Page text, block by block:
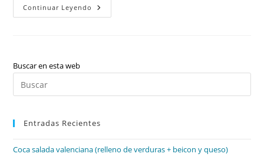
Continuar Leyendo Física
Y
Buscar en esta web
Entradas Recientes
Coca salada valenciana (relleno de verduras + beicon y queso)